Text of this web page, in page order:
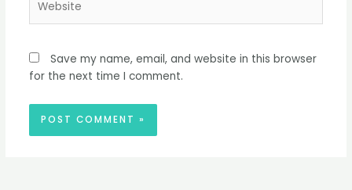
Save my name, email, and website in this browser
for the next time I comment.